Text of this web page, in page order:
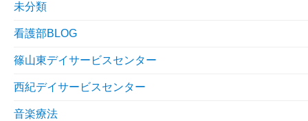
未分類
看護部BLOG
篠山東デイサービスセンター
西紀デイサービスセンター
音楽療法